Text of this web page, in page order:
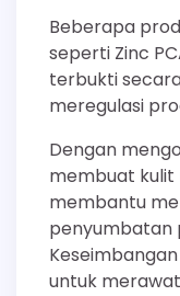
Beberapa
seperti Zinc
terbukti
meregulasi
Dengan
membuat kulit
membantu
penyumbatan
untuk